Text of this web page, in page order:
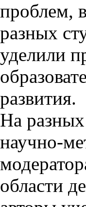
проблем,
разных
уделили
развития.
На
научно-
области